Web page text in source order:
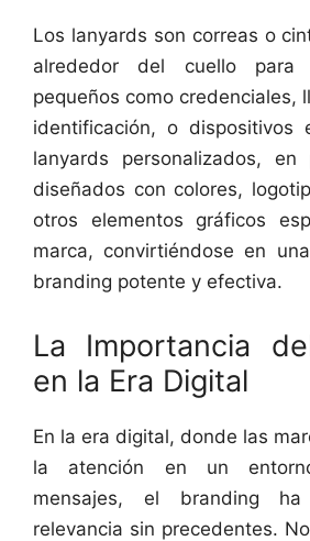
Los lanyards son correas o
alrededor del cuello para
pequeños como credenciales,
identificación, o dispositivos
lanyards personalizados, en
diseñados con colores,
otros elementos gráficos
marca, convirtiéndose en
branding potente y efectiva.
La Importancia
en la Era Digital
En la era digital, donde las
la atención en un
mensajes, el branding
relevancia sin precedentes.